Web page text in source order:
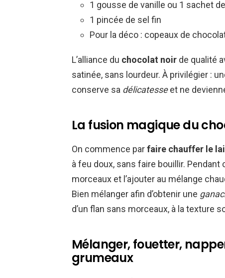
1 gousse de vanille ou 1 sachet
1 pincée de sel fin
Pour la déco : copeaux de
L’alliance du chocolat noir de qualité
satinée, sans lourdeur. À privilégier :
conserve sa délicatesseet ne
La fusion magique du
On commence parfaire chauffer le
à feu doux, sans faire bouillir.
morceaux et l’ajouter au mélange
Bien mélanger afin d’obtenir une
d’un flan sans morceaux, à la texture
Mélanger, fouetter,
grumeaux